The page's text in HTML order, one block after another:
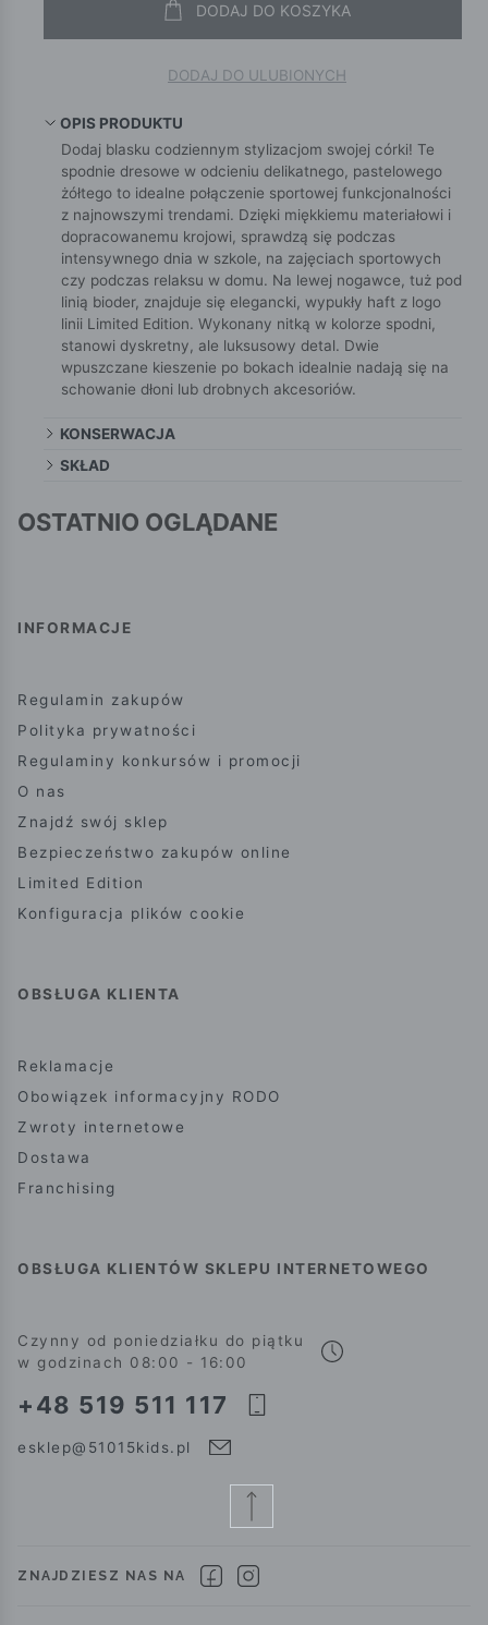
DODAJ DO KOSZYKA
DODAJ DO ULUBIONYCH
OPIS PRODUKTU
Dodaj blasku codziennym stylizacjom swojej córki! Te
spodnie dresowe w odcieniu delikatnego, pastelowego
żółtego to idealne połączenie sportowej funkcjonalności
z najnowszymi trendami. Dzięki miękkiemu materiałowi i
dopracowanemu krojowi, sprawdzą się podczas
intensywnego dnia w szkole, na zajęciach sportowych
czy podczas relaksu w domu. Na lewej nogawce, tuż pod
linią bioder, znajduje się elegancki, wypukły haft z logo
linii Limited Edition. Wykonany nitką w kolorze spodni,
stanowi dyskretny, ale luksusowy detal. Dwie
wpuszczane kieszenie po bokach idealnie nadają się na
schowanie dłoni lub drobnych akcesoriów.
KONSERWACJA
SKŁAD
OSTATNIO OGLĄDANE
INFORMACJE
Regulamin zakupów
Polityka prywatności
Regulaminy konkursów i promocji
O nas
Znajdź swój sklep
Bezpieczeństwo zakupów online
Limited Edition
Konfiguracja plików cookie
OBSŁUGA KLIENTA
Reklamacje
Obowiązek informacyjny RODO
Zwroty internetowe
Dostawa
Franchising
OBSŁUGA KLIENTÓW SKLEPU INTERNETOWEGO
Czynny od poniedziałku do piątku
w godzinach 08:00 - 16:00
+48 519 511 117
esklep@51015kids.pl
ZNAJDZIESZ NAS NA